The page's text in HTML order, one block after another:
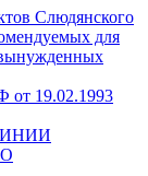
Слюдянского
для
от 19.02.1993